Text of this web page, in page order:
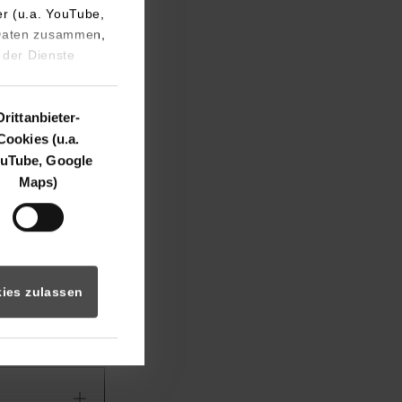
(u.a. YouTube,
zusammen,
Dienste
(u.a.
Google
Maps)
zulassen
als
an.
und